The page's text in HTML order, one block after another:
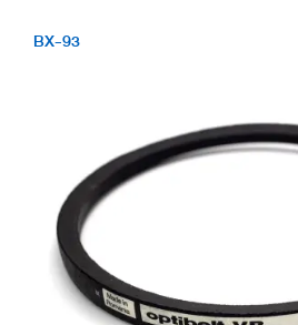
BX-93